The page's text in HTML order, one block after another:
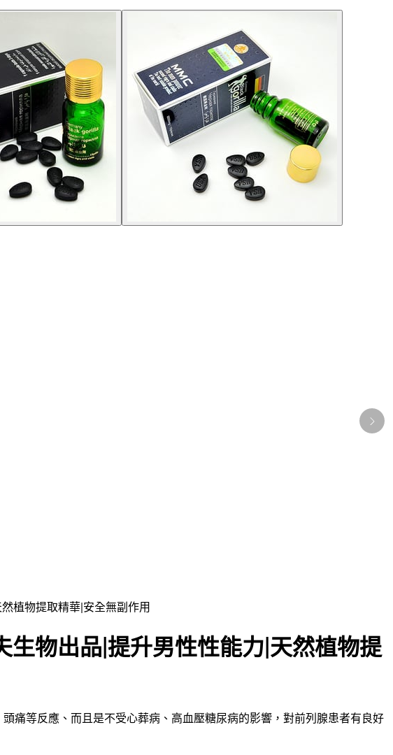
植物提取精華|安全無副作用
物出品|提升男性性能力|天然植物提
痛等反應、而且是不受心葬病、高血壓糖尿病的影響，對前列腺患者有良好